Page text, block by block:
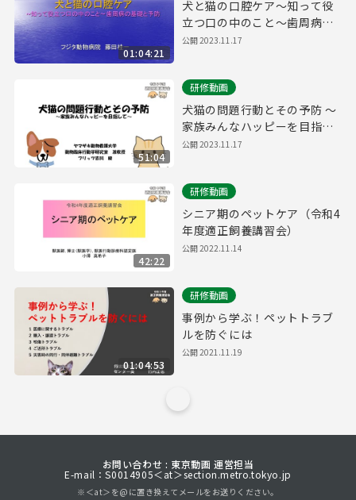
01:04:21
犬と猫の口腔ケア～知って役
立つ口の中のこと～歯周病の
基礎と予防（令和５年度適正
公開2023.11.17
51:04
研修動画
犬猫の問題行動とその予防 ～
家族みんなハッピーを目指し
て～
公開2023.11.17
42:22
研修動画
シニア期のペットケア（令和4
年度適正飼養講習会）
公開2022.11.14
01:04:53
研修動画
事例から学ぶ！ペットトラブ
ルを防ぐには
公開2021.11.19
お問い合わせ : 東京動画 運営担当
E-mail：S0014905＜at＞section.metro.tokyo.jp
※＜at＞を@に置き換えてメールをお送りください。